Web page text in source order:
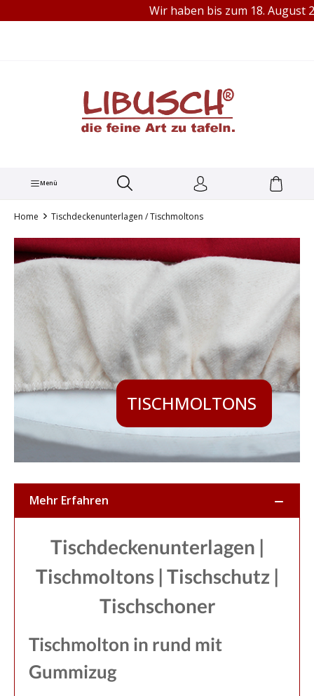
TEL.: +49 (0) 251 60656913
Wir haben bis zum 18. August
Menü
Home Tischdeckenunterlagen / Tischmoltons
TISCHMOLTONS
Mehr Erfahren
Tischdeckenunterlagen |
Tischmoltons | Tischschutz |
Tischschoner
Tischmolton in rund mit
Gummizug